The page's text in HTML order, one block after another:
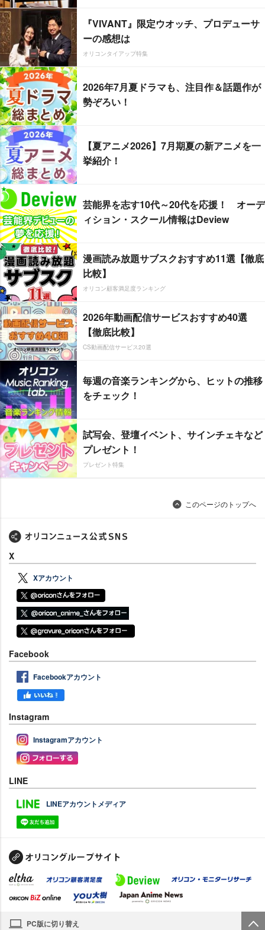
『VIVANT』限定ウオッチ、プロデューサ
ーの感想は
オリコンタイアップ特集
2026年7月夏ドラマも、注目作＆話題作が
勢ぞろい！
【夏アニメ2026】7月期夏の新アニメを一
挙紹介！
芸能界を志す10代～20代を応援！ オーデ
ィション・スクール情報はDeview
漫画読み放題サブスクおすすめ11選【徹底
比較】
オリコン顧客満足度ランキング
2026年動画配信サービスおすすめ40選
【徹底比較】
CS動画配信サービス20選
毎週の音楽ランキングから、ヒットの推移
をチェック！
試写会、登壇イベント、サインチェキなど
プレゼント！
プレゼント特集
このページのトップへ
X
Xアカウント
Facebook
Facebookアカウント
Instagram
Instagramアカウント
LINE
LINEアカウントメディア
PC版に切り替え